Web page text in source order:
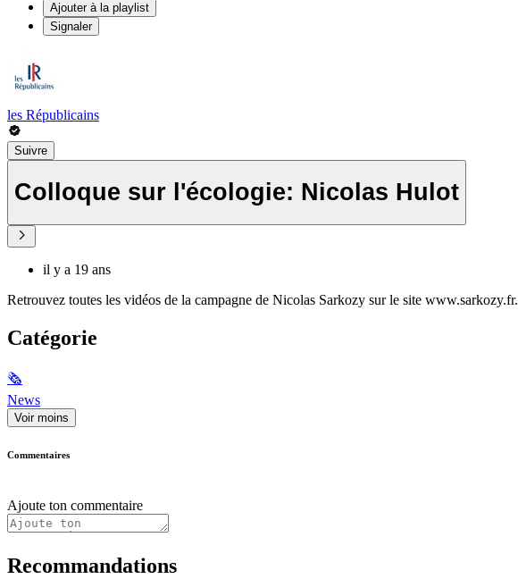
Ajouter à la playlist
Signaler
les Républicains
Suivre
Colloque sur l'écologie: Nicolas Hulot
il y a 19 ans
Retrouvez toutes les vidéos de la campagne de Nicolas Sarkozy sur le site www.sarkozy.fr.
Catégorie
🗞
News
Voir moins
Commentaires
Ajoute ton commentaire
Recommandations